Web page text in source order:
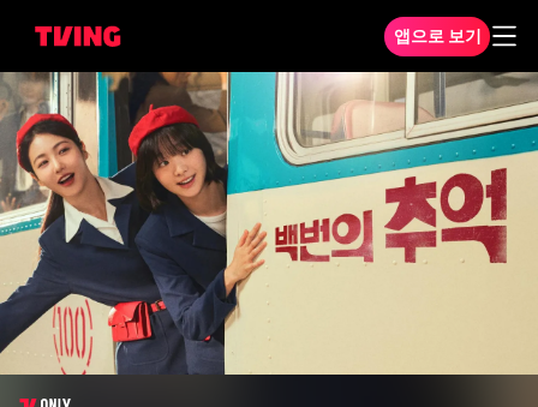
앱으로 보기
백번의 추억 1화